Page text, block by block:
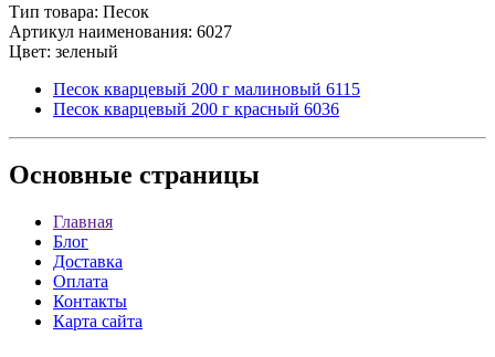
Тип товара: Песок
Артикул наименования: 6027
Цвет: зеленый
Песок кварцевый 200 г малиновый 6115
Песок кварцевый 200 г красный 6036
Основные страницы
Главная
Блог
Доставка
Оплата
Контакты
Карта сайта